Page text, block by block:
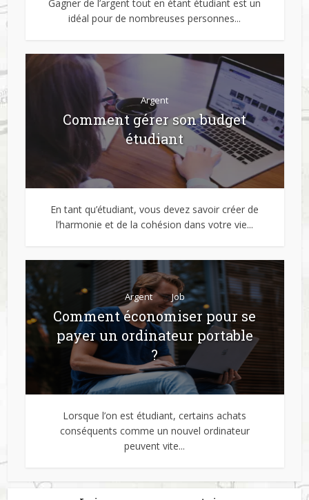
Gagner de l’argent tout en étant étudiant est un
idéal pour de nombreuses personnes...
Argent
Comment gérer son budget
étudiant
En tant qu’étudiant, vous devez savoir créer de
l’harmonie et de la cohésion dans votre vie...
Argent Job
Comment économiser pour se
payer un ordinateur portable
?
Lorsque l’on est étudiant, certains achats
conséquents comme un nouvel ordinateur
peuvent vite...